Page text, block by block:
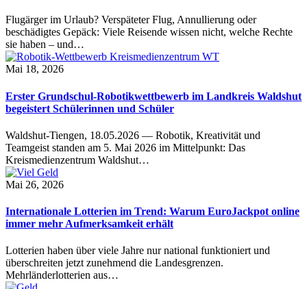
Flugärger im Urlaub? Verspäteter Flug, Annullierung oder
beschädigtes Gepäck: Viele Reisende wissen nicht, welche Rechte
sie haben – und…
Mai 18, 2026
Erster Grundschul-Robotikwettbewerb im Landkreis Waldshut
begeistert Schülerinnen und Schüler
Waldshut-Tiengen, 18.05.2026 — Robotik, Kreativität und
Teamgeist standen am 5. Mai 2026 im Mittelpunkt: Das
Kreismedienzentrum Waldshut…
Mai 26, 2026
Internationale Lotterien im Trend: Warum EuroJackpot online
immer mehr Aufmerksamkeit erhält
Lotterien haben über viele Jahre nur national funktioniert und
überschreiten jetzt zunehmend die Landesgrenzen.
Mehrländerlotterien aus…